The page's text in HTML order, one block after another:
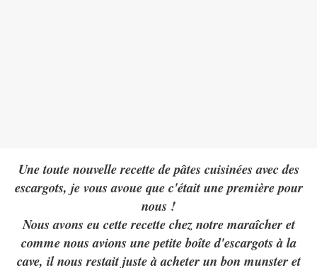
Une toute nouvelle recette de pâtes cuisinées avec des
escargots, je vous avoue que c'était une première pour
nous !
Nous avons eu cette recette chez notre maraîcher et
comme nous avions une petite boîte d'escargots à la
cave, il nous restait juste à acheter un bon munster et